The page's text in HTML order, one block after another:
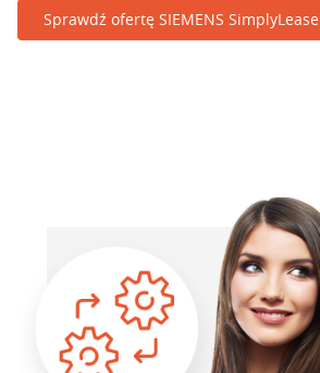
Sprawdź ofertę SIEMENS SimplyLease